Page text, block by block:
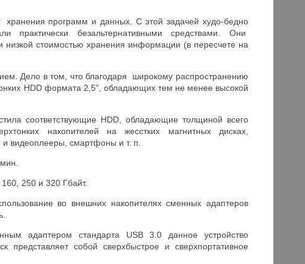
программ и данных. С этой задачей худо-бедно
практически безальтернативными средствами. Они
стоимостью хранения информации (в пересчете на
Дело в том, что благодаря широкому распространению
HDD формата 2,5”, обладающих тем не менее высокой
соответствующие HDD, обладающие толщиной всего
накопителей на жесстких магнитных дисках,
и видеоплееры, смартфоны и т. п.
250 и 320 Гбайт.
во внешних накопителях сменных адаптеров
адаптером стандарта USB 3.0 данное устройство
собой сверхбыстрое и сверхпортативное